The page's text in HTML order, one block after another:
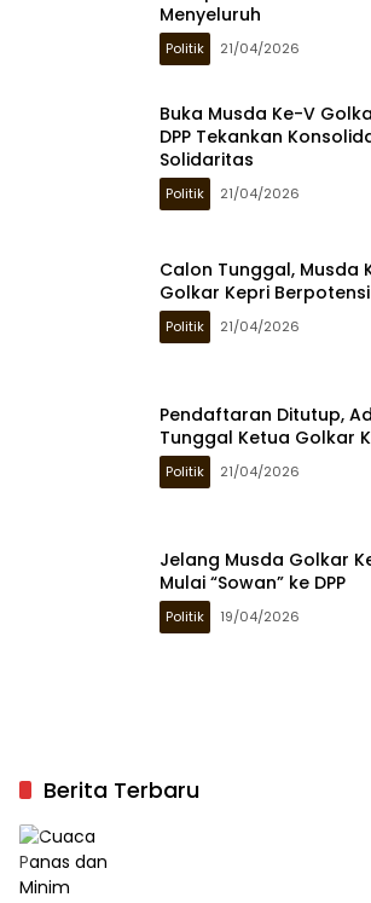
Menyeluruh
Politik 21/04/2026
Buka Musda Ke-V
DPP Tekankan
Solidaritas
Politik 21/04/2026
Calon Tunggal, Musda
Golkar Kepri
Politik 21/04/2026
Pendaftaran Ditutup,
Tunggal Ketua Golkar
Politik 21/04/2026
Jelang Musda Golkar
Mulai “Sowan” ke DPP
Politik 19/04/2026
Berita Terbaru